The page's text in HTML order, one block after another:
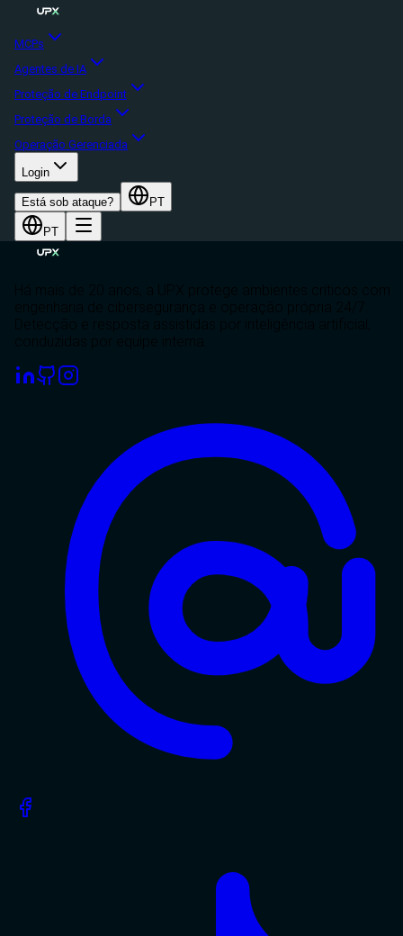
MCPs
Agentes de IA
Proteção de Endpoint
Proteção de Borda
Operação Gerenciada
Login
Está sob ataque? PT
PT